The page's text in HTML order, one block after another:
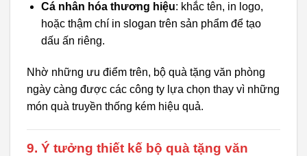
Cá nhân hóa thương hiệu: khắc tên, in logo,
hoặc thậm chí in slogan trên sản phẩm để tạo
dấu ấn riêng.
Nhờ những ưu điểm trên, bộ quà tặng văn phòng
ngày càng được các công ty lựa chọn thay vì những
món quà truyền thống kém hiệu quả.
9. Ý tưởng thiết kế bộ quà tặng văn